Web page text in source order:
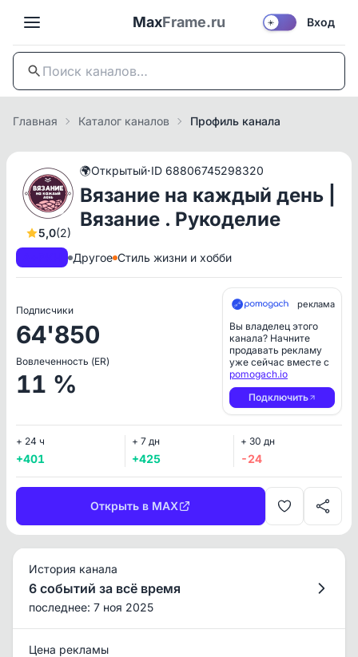
MaxFrame.ru ☀️ Вход
Главная Каталог каналов Профиль канала
5,0(2)
🌍Открытый·ID 68806745298320
Вязание на каждый день |
Вязание . Рукоделие
Другое Стиль жизни и хобби
Подписчики
64'850
Вовлеченность (ER)
11 %
реклама
Вы владелец этого
канала? Начните
продавать рекламу
уже сейчас вместе с
pomogach.io
Подключить
+ 24 ч
+401
+ 7 дн
+425
+ 30 дн
-24
Открыть в MAX
История канала
6 событий за всё время
последнее: 7 ноя 2025
Цена рекламы